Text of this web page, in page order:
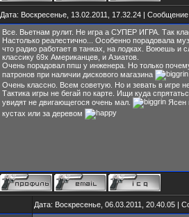
Дата: Воскресенье, 13.02.2011, 17.32.24 |
Все. Вьетнам рулит. Не игра а СУПЕР ИГРА. Так
Настолько реалестично... Особенно порадовала
что радио работает в танках, на лодках. Воюешь и
классику 69х Американцев, и Азиатов.
Очень порадовал ппш у инженера. Но только
патронов при наличии дискового магазина
Очень классно. Всем советую. Но и зевать в игре
Тактика игры не бегай по карте. Ищи куда
увидят не двигающегося очень мал.
Ясен
кустах или за деревом
Дата: Воскресенье, 06.03.2011, 20.40.05 |